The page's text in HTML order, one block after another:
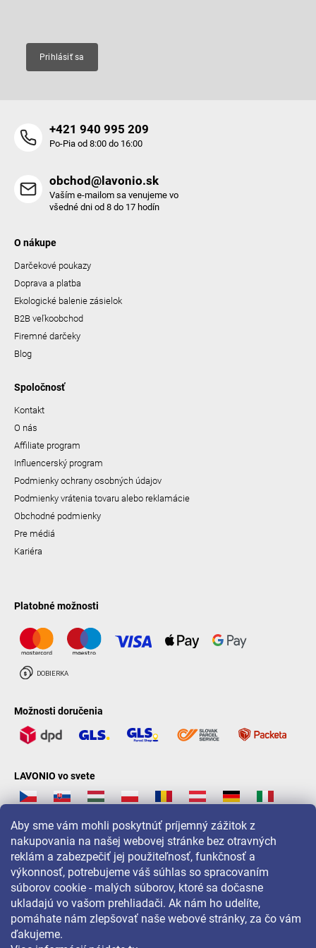
Aby sme vám mohli poskytnúť príjemný zážitok z
nakupovania na našej webovej stránke bez otravných
reklám a zabezpečiť jej použiteľnosť, funkčnosť a
výkonnosť, potrebujeme váš súhlas so spracovaním
súborov cookie - malých súborov, ktoré sa dočasne
ukladajú vo vašom prehliadači. Ak nám ho udelíte,
pomáhate nám zlepšovať naše webové stránky, za čo vám
ďakujeme.
Prihlásiť sa
+421 940 995 209
Po-Pia od 8:00 do 16:00
obchod@lavonio.sk
Vaším e-mailom sa venujeme vo
všedné dni od 8 do 17 hodín
O nákupe
Darčekové poukazy
Doprava a platba
Ekologické balenie zásielok
B2B veľkoobchod
Firemné darčeky
Blog
Spoločnosť
Kontakt
O nás
Affiliate program
Influencerský program
Podmienky ochrany osobných údajov
Podmienky vrátenia tovaru alebo reklamácie
Obchodné podmienky
Pre médiá
Kariéra
Platobné možnosti
Možnosti doručenia
LAVONIO vo svete
Pre akcie, súťaže a zľavy nás sledujte na: